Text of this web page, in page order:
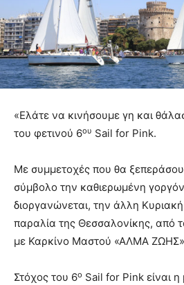
«Ελάτε να κινήσουμε γη και
του φετινού 6ου Sail for Pink.
Με συμμετοχές που θα
σύμβολο την καθιερωμένη
διοργανώνεται, την άλλη
παραλία της Θεσσαλονίκης, από
με Καρκίνο Μαστού «ΑΛΜΑ
Στόχος του 6ο Sail for Pink είναι